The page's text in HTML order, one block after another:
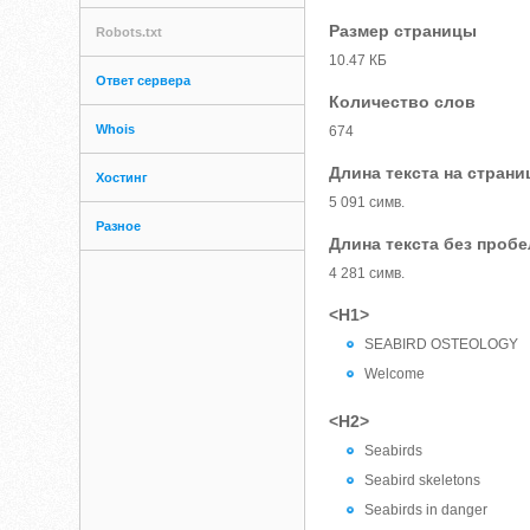
Robots.txt
Ответ сервера
Whois
Хостинг
Разное
Размер страницы
10.47 КБ
Количество слов
674
Длина текста на
5 091 симв.
Длина текста без
4 281 симв.
<H1>
SEABIRD OSTEOLOGY
Welcome
<H2>
Seabirds
Seabird skeletons
Seabirds in danger